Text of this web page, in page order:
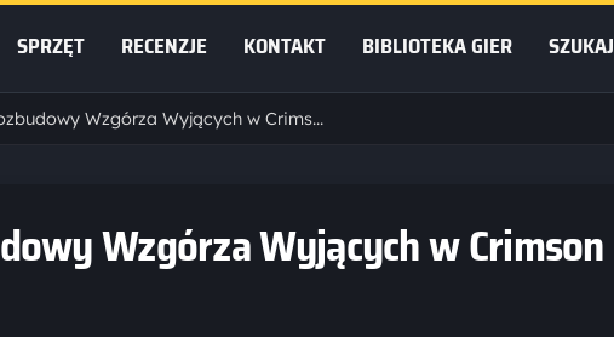
SPRZĘT RECENZJE KONTAKT BIBLIOTEKA GIER SZUKAJ
Jak wysłać misje rozbudowy Wzgórza Wyjących w Crimson Desert
Wzgórza Wyjących w Crimson